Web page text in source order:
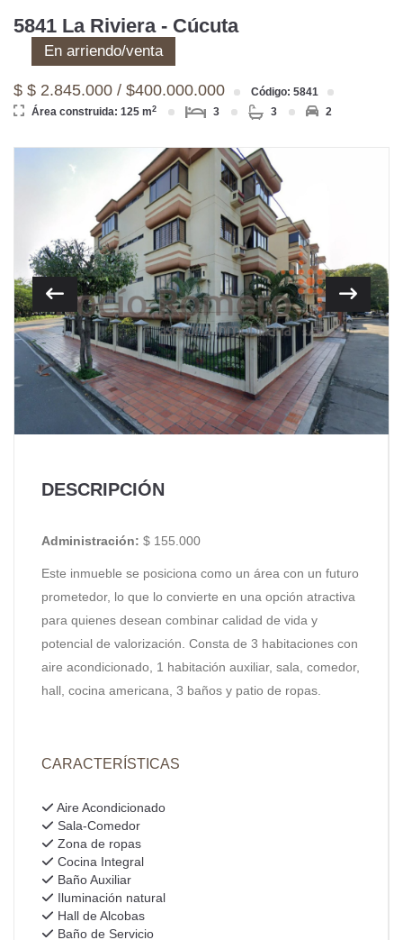
5841 La Riviera - Cúcuta
En arriendo/venta
$ $ 2.845.000 / $400.000.000
Código: 5841
Área construida: 125 m2 3 3 2
Previous Next
DESCRIPCIÓN
Administración: $ 155.000
Este inmueble se posiciona como un área con un futuro
prometedor, lo que lo convierte en una opción atractiva
para quienes desean combinar calidad de vida y
potencial de valorización. Consta de 3 habitaciones con
aire acondicionado, 1 habitación auxiliar, sala, comedor,
hall, cocina americana, 3 baños y patio de ropas.
CARACTERÍSTICAS
Aire Acondicionado
Sala-Comedor
Zona de ropas
Cocina Integral
Baño Auxiliar
Iluminación natural
Hall de Alcobas
Baño de Servicio